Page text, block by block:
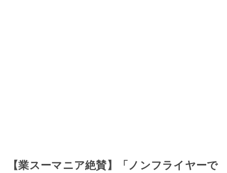
【業スーマニア絶賛】「ノンフライヤーで